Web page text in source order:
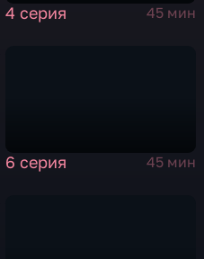
4 серия 45 мин
6 серия 45 мин